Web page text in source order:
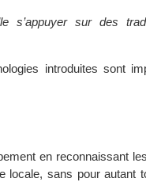
s’appuyer sur des
introduites sont
en reconnaissant
locale, sans pour autant